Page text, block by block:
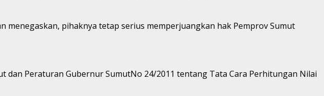
menegaskan, pihaknya tetap serius memperjuangkan hak Pemprov Sumut
dan Peraturan Gubernur SumutNo 24/2011 tentang Tata Cara Perhitungan Nilai